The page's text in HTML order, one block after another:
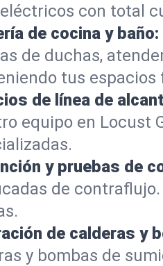
con total
de cocina y baño:
de duchas,
tus espacios
de línea de
equipo en Locust
y pruebas de
de
de calderas y
y bombas de